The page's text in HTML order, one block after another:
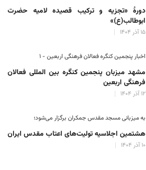
دورهٔ «تجزیه و ترکیب قصیده لامیه حضرت
ابوطالب(ع)»
۱۵ آذر ۱۴۰۴
اخبار پنجمین کنگره فعالان فرهنگی اربعین - ۱
مشهد میزبان پنجمین کنگره بین المللی فعالان
فرهنگی اربعین
۱۲ آذر ۱۴۰۴
به میزبانی مسجد مقدس جمکران برگزار می‌شود؛
هشتمین اجلاسیه تولیت‌های اعتاب مقدس ایران
۱۰ آذر ۱۴۰۴